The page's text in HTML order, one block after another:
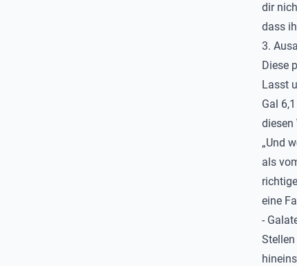
dir
dass
3.
Diese
Lasst
Gal
diesen
„Und
als
eine
-
Stellen